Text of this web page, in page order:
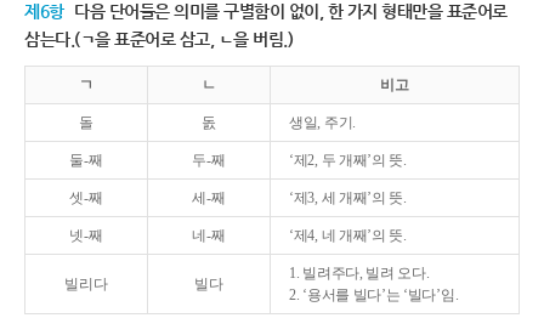
제6항 다음 단어들은 의미를 구별함이 없이, 한 가지 형태만을 표준어로
삼는다.(ㄱ을 표준어로 삼고, ㄴ을 버림.)
ㄱ ㄴ 비고
돌 돐 생일, 주기.
둘-째 두-째 ‘제2, 두 개째’의 뜻.
셋-째 세-째 ‘제3, 세 개째’의 뜻.
넷-째 네-째 ‘제4, 네 개째’의 뜻.
빌리다 빌다
1. 빌려주다, 빌려 오다.
2. ‘용서를 빌다’는 ‘빌다’임.